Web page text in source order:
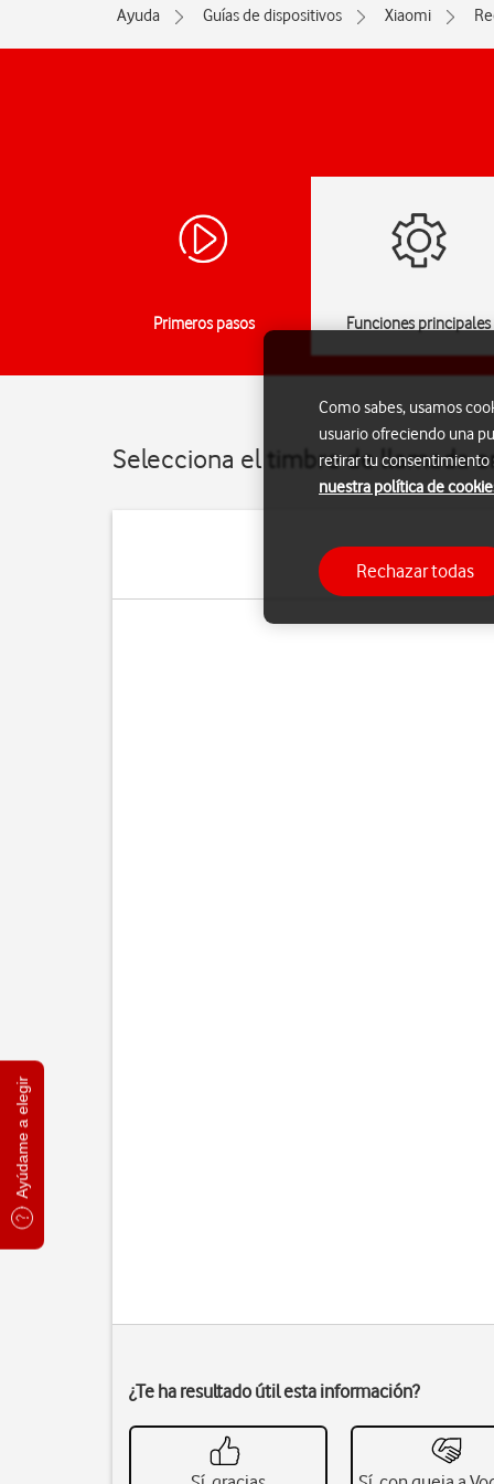
Ayúdame a elegir
Ayuda Guías de dispositivos Xiaomi
Primeros pasos Funciones principales
Selecciona el timbre de llamada
Puedes
¿Te ha resultado útil esta información?
Como sabes, usamos
usuario ofreciendo una
retirar tu consentimiento
nuestra política de
Rechazar todas